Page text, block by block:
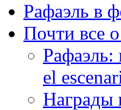
Рафаэль в
Почти все
Рафаэль:
el
Награды